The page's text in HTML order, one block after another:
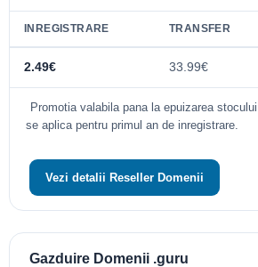
INREGISTRARE TRANSFER
2.49€ 33.99€
Promotia valabila pana la epuizarea
se aplica pentru primul an de inregistrare.
Vezi detalii Reseller Domenii
Gazduire Domenii .guru